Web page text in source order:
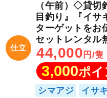
仕立
（午前）◇貸切
目釣り』『イサ
ターゲットを
セットレンタル
44,000 円/隻
3,000ポイ
シマアジ イサキ